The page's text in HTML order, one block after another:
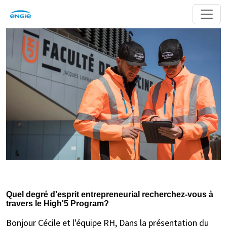
Quel degré d'esprit entrepreneurial recherchez-vous à
travers le High'5 Program?
Bonjour Cécile et l'équipe RH, Dans la présentation du